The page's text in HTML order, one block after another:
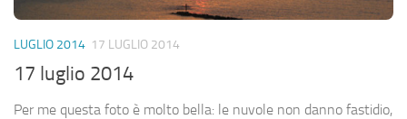
LUGLIO 2014 17 LUGLIO 2014
17 luglio 2014
Per me questa foto è molto bella: le nuvole non danno fastidio,